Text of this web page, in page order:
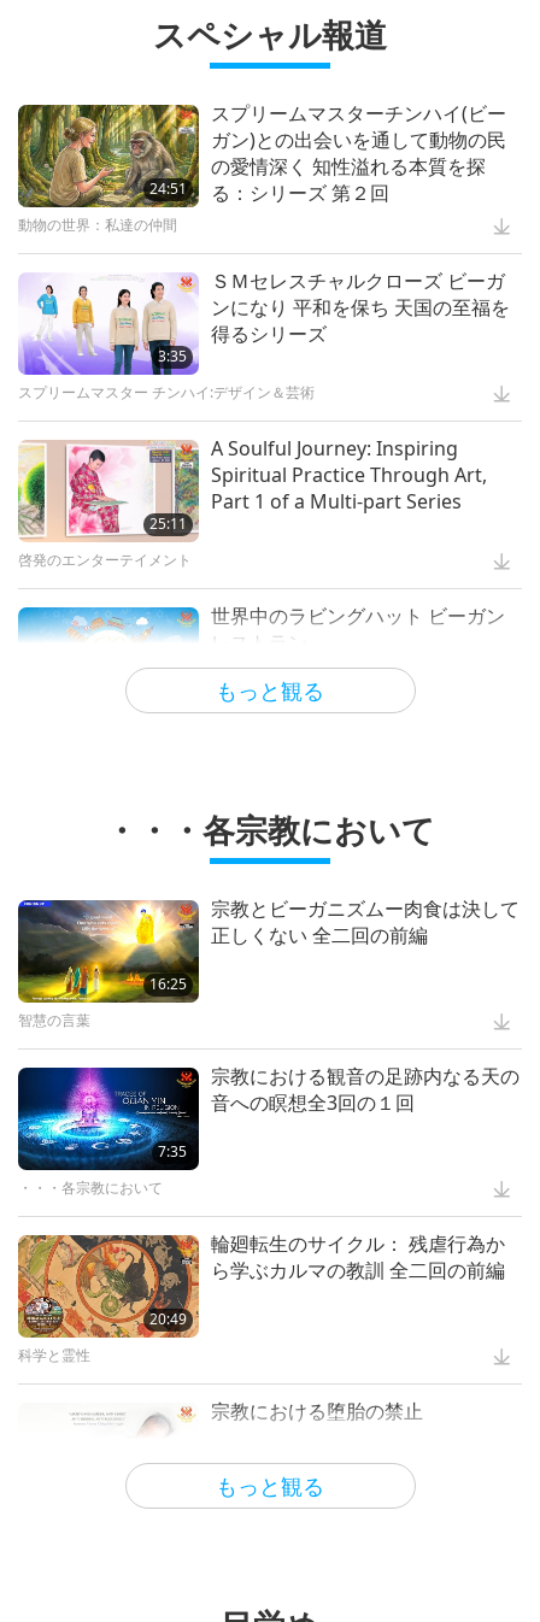
Sustainably, Part 2 of 3
プラネットアース：愛のわが家
15:11
Waste to Energy – Turning Trash
to Treasure
黄金時代の技術
13:42
素晴らしい動物の民：実生活のヒー
ロー
驚くべき動物の民
18:56
Celestial Art Exhibitions - Sharing
Blessings from Heaven, Part 1 of
啓発のエンターテイメント
キュメンタリー全2回の２回
14:19
Prison Animal Programs:
Transforming Lives through Love
良い人 良い仕事
18:44
各国のポジティブな変化
15:54
る植物性の代替食品の驚異的な成長
前編
ビーガニズム：高潔の生き方
18:13
Leading to a Brighter Future, Part
1 of 2
命を救う– 動物シェルターからの
世界の殺処分をしない動物シェルター
スペシャル報道
もっと観る
24:51
スプリームマスターチンハイ(ビー
ガン)との出会いを通して動物の民
の愛情深く 知性溢れる本質を探
る：シリーズ 第２回
動物の世界：私達の仲間
3:35
ＳＭセレスチャルクローズ ビーガ
ンになり 平和を保ち 天国の至福を
得るシリーズ
スプリームマスター チンハイ:デザイン＆芸術
25:11
A Soulful Journey: Inspiring
Spiritual Practice Through Art,
Part 1 of a Multi-part Series
啓発のエンターテイメント
世界中のラビングハット ビーガン
レストラン
スプリームマスター チンハイ:デザイン＆芸術
S.M. Celestial Jewelry Series 7 –
スプリームマスター チンハイ:デザイン＆芸術
13:46
The Songs, Compositions and
スプリームマスターチンハイ (ビーガン)の歌 曲 诗とパフォーマン
ス
”God Takes Care of Everything”:
プロテクション シリーズの拡張版
・・・各宗教において
もっと観る
16:25
宗教とビーガニズムー肉食は決して
正しくない 全二回の前編
智慧の言葉
7:35
宗教における観音の足跡内なる天の
音への瞑想全3回の１回
・・・各宗教において
20:49
輪廻転生のサイクル： 残虐行為か
ら学ぶカルマの教訓 全二回の前編
科学と霊性
宗教における堕胎の禁止
の１ (バハイ教、仏教、キリスト